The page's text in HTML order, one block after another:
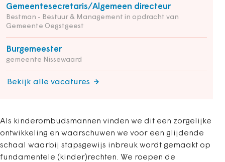
Gemeentesecretaris/Algemeen directeur
Bestman - Bestuur & Management in opdracht van
Gemeente Oegstgeest
Burgemeester
gemeente Nissewaard
Bekijk alle vacatures
Als kinderombudsmannen vinden we dit een zorgelijke
ontwikkeling en waarschuwen we voor een glijdende
schaal waarbij stapsgewijs inbreuk wordt gemaakt op
fundamentele (kinder)rechten. We roepen de